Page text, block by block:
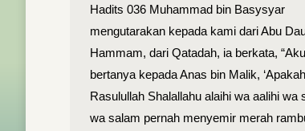
Hadits 036 Muhammad bin Basysyar
mengutarakan kepada kami dari Abu
Hammam, dari Qatadah, ia berkata,
bertanya kepada Anas bin Malik, ‘Apakah
Rasulullah Shalallahu alaihi wa aalihi wa
wa salam pernah menyemir merah